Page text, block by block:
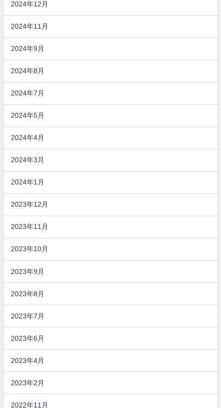
2024年12月
2024年11月
2024年9月
2024年8月
2024年7月
2024年5月
2024年4月
2024年3月
2024年1月
2023年12月
2023年11月
2023年10月
2023年9月
2023年8月
2023年7月
2023年6月
2023年4月
2023年2月
2022年11月